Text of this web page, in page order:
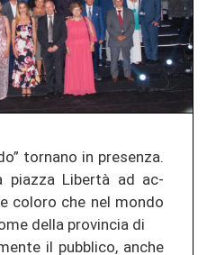
tor­na­no in pre­sen­za.
pia­z­za Libertà ad ac­
co­lo­ro che nel mondo
della pro­vin­cia di
il pu­bbli­co, anche